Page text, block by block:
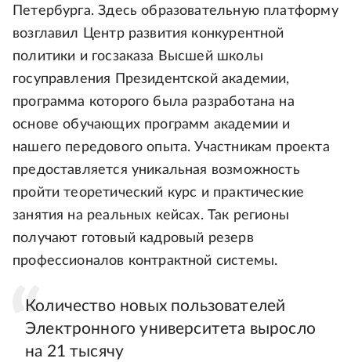
Петербурга. Здесь образовательную платформу
возглавил Центр развития конкурентной
политики и госзаказа Высшей школы
госуправления Президентской академии,
программа которого была разработана на
основе обучающих программ академии и
нашего передового опыта. Участникам проекта
предоставляется уникальная возможность
пройти теоретический курс и практические
занятия на реальных кейсах. Так регионы
получают готовый кадровый резерв
профессионалов контрактной системы.
Количество новых пользователей
Электронного университета выросло
на 21 тысячу